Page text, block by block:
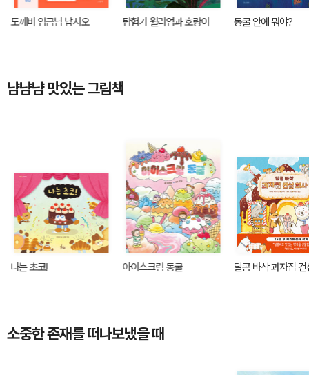
도깨비 임금님 납시오 탐험가 윌리엄과 호랑이 동굴 안에 뭐야?
냠냠냠 맛있는 그림책
나는 초코! 아이스크림 동굴 달콤 바삭 과자집
소중한 존재를 떠나보냈을 때